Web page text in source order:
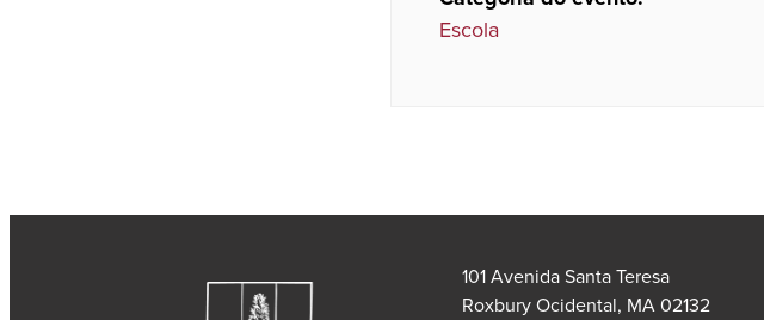
Escola
101 Avenida Santa Teresa
Roxbury Ocidental, MA 02132